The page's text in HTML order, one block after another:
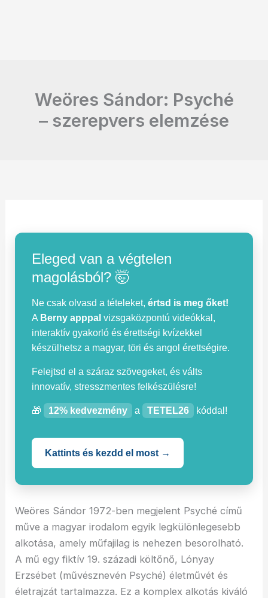
Weöres Sándor: Psyché
– szerepvers elemzése
Eleged van a végtelen
magolásból? 🤯
Ne csak olvasd a tételeket,értsd is meg őket!
A Berny apppal vizsgaközpontú videókkal,
interaktív gyakorló és érettségi kvízekkel
készülhetsz a magyar, töri és angol érettségire.
Felejtsd el a száraz szövegeket, és válts
innovatív, stresszmentes felkészülésre!
🎁 12% kedvezmény a TETEL26 kóddal!
Kattints és kezdd el most →
Weöres Sándor 1972-ben megjelent Psyché című
műve a magyar irodalom egyik legkülönlegesebb
alkotása, amely műfajilag is nehezen besorolható.
A mű egy fiktív 19. századi költőnő, Lónyay
Erzsébet (művésznevén Psyché) életművét és
életrajzát tartalmazza. Ez a komplex alkotás kiváló